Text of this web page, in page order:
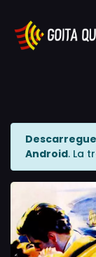
Android. La